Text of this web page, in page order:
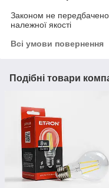
Законом не
належної якості
Всі умови повернення
Подібні товари